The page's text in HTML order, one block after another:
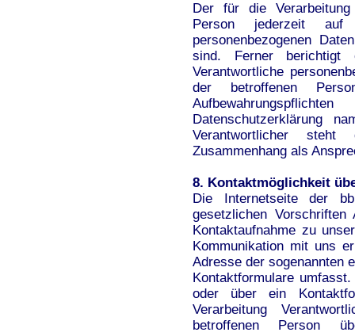
Der für die
Person jederzeit auf
personenbezogenen
sind. Ferner
Verantwortliche
der betroffenen
Datenschutzerklärung
Verantwortlicher
Zusammenhang als
8. Kontaktmöglichkeit
Die Internetseite der
gesetzlichen
Kontaktaufnahme zu
Kommunikation mit uns
Adresse der sogenannten
Kontaktformulare
oder über ein
Verarbeitung
betroffenen Person